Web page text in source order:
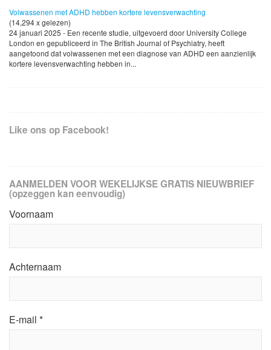
Volwassenen met ADHD hebben kortere levensverwachting
(14,294 x gelezen)
24 januari 2025 - Een recente studie, uitgevoerd door University College
London en gepubliceerd in The British Journal of Psychiatry, heeft
aangetoond dat volwassenen met een diagnose van ADHD een aanzienlijk
kortere levensverwachting hebben in...
Like ons op Facebook!
AANMELDEN VOOR WEKELIJKSE GRATIS NIEUWBRIEF
(opzeggen kan eenvoudig)
Voornaam
Achternaam
E-mail *